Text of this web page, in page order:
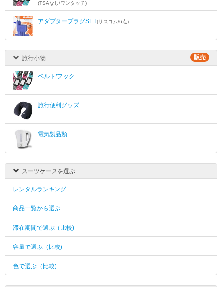
(TSAなし/ワンタッチ)
アダプタープラグSET(サスコム/6点)
旅行小物 販売
ベルト/フック
旅行便利グッズ
電気製品類
スーツケースを選ぶ
レンタルランキング
商品一覧から選ぶ
滞在期間で選ぶ（比較)
容量で選ぶ（比較)
色で選ぶ（比較)